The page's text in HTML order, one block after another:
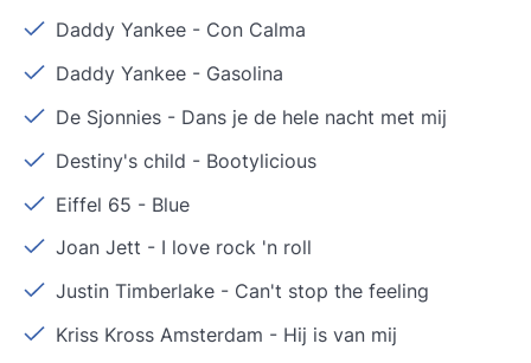
Daddy Yankee - Con Calma
Daddy Yankee - Gasolina
De Sjonnies - Dans je de hele nacht met mij
Destiny's child - Bootylicious
Eiffel 65 - Blue
Joan Jett - I love rock 'n roll
Justin Timberlake - Can't stop the feeling
Kriss Kross Amsterdam - Hij is van mij